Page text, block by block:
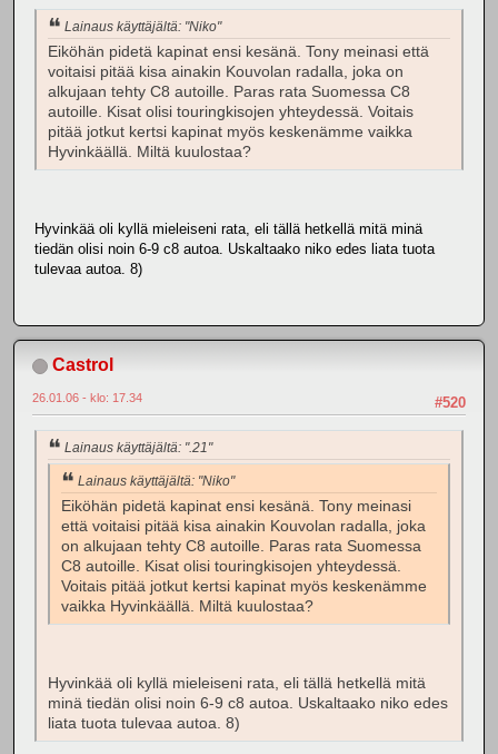
Lainaus käyttäjältä: "Niko"
Eiköhän pidetä kapinat ensi kesänä. Tony meinasi että
voitaisi pitää kisa ainakin Kouvolan radalla, joka on
alkujaan tehty C8 autoille. Paras rata Suomessa C8
autoille. Kisat olisi touringkisojen yhteydessä. Voitais
pitää jotkut kertsi kapinat myös keskenämme vaikka
Hyvinkäällä. Miltä kuulostaa?
Hyvinkää oli kyllä mieleiseni rata, eli tällä hetkellä mitä minä
tiedän olisi noin 6-9 c8 autoa. Uskaltaako niko edes liata tuota
tulevaa autoa. 8)
Castrol
#520
26.01.06 - klo: 17.34
Lainaus käyttäjältä: ".21"
Lainaus käyttäjältä: "Niko"
Eiköhän pidetä kapinat ensi kesänä. Tony meinasi
että voitaisi pitää kisa ainakin Kouvolan radalla, joka
on alkujaan tehty C8 autoille. Paras rata Suomessa
C8 autoille. Kisat olisi touringkisojen yhteydessä.
Voitais pitää jotkut kertsi kapinat myös keskenämme
vaikka Hyvinkäällä. Miltä kuulostaa?
Hyvinkää oli kyllä mieleiseni rata, eli tällä hetkellä mitä
minä tiedän olisi noin 6-9 c8 autoa. Uskaltaako niko edes
liata tuota tulevaa autoa. 8)